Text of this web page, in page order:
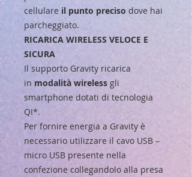
cellulare il punto preciso dove hai
parcheggiato.
RICARICA WIRELESS VELOCE E
SICURA
Il supporto Gravity ricarica
in modalità wireless gli
smartphone dotati di tecnologia
QI*.
Per fornire energia a Gravity è
necessario utilizzare il cavo USB –
micro USB presente nella
confezione collegandolo alla presa